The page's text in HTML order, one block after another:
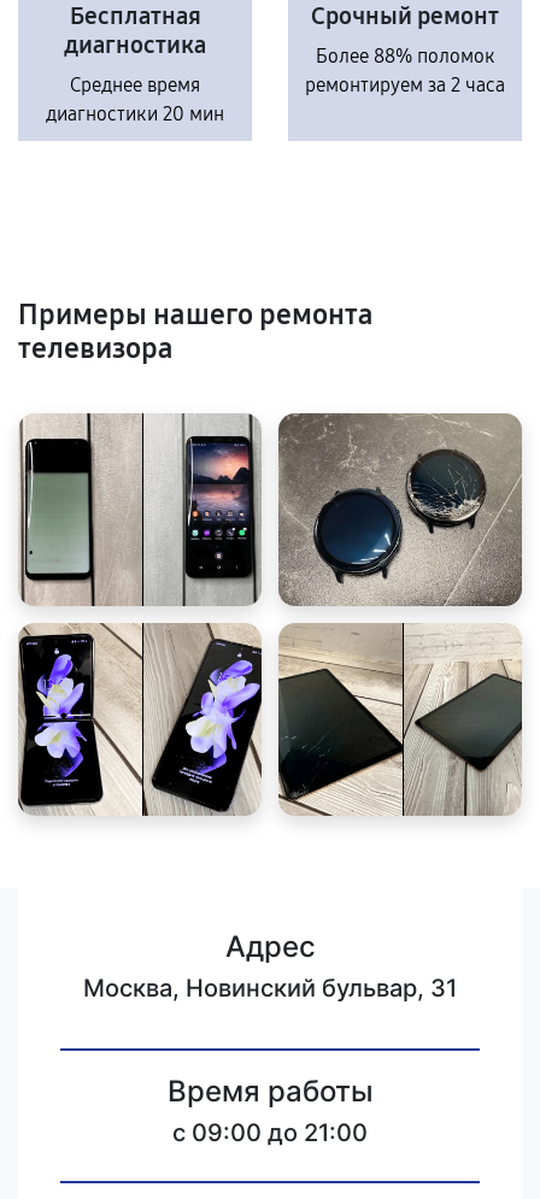
Бесплатная
диагностика
Среднее время
диагностики 20 мин
Срочный ремонт
Более 88% поломок
ремонтируем за 2 часа
Примеры нашего ремонта
телевизора
Адрес
Москва, Новинский бульвар, 31
Время работы
c 09:00 до 21:00